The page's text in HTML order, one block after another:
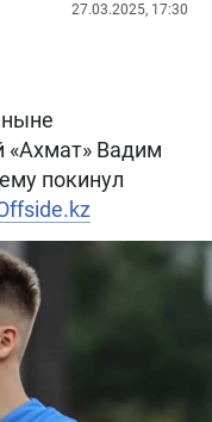
27.03.2025, 17:30
«Ахмат» Вадим
покинул